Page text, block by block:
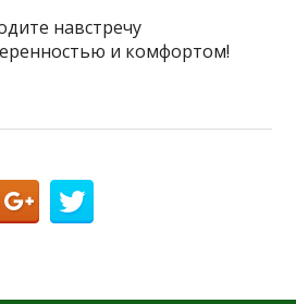
навстречу
и комфортом!